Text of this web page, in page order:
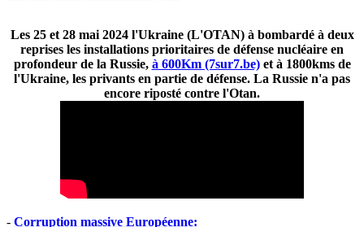
Les 25 et 28 mai 2024 l'Ukraine (L'OTAN) à bombardé à deux
reprises les installations prioritaires de défense nucléaire en
profondeur de la Russie, à 600Km (7sur7.be)et à 1800kms de
l'Ukraine, les privants en partie de défense. La Russie n'a pas
encore riposté contre l'Otan.
- Corruption massive Européenne: